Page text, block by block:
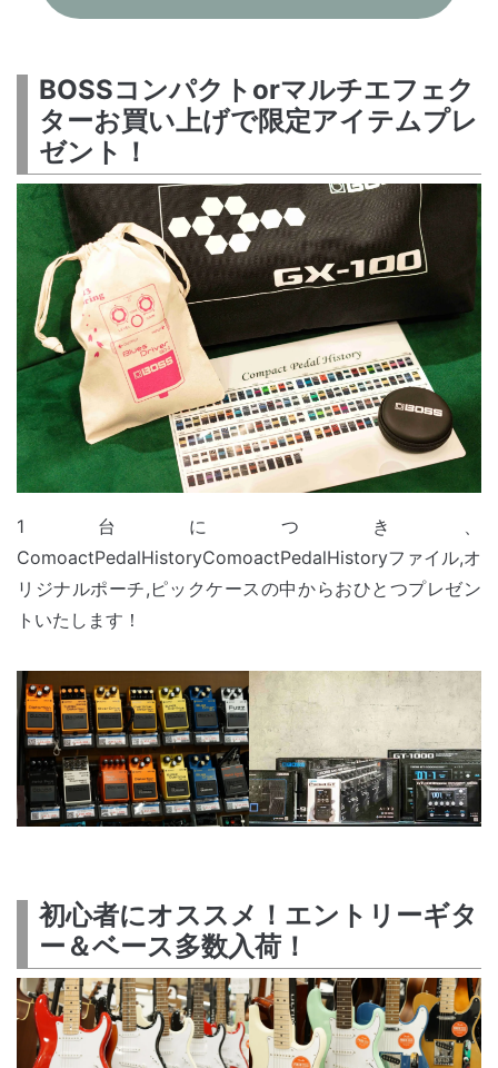
BOSSコンパクトorマルチエフェク
ターお買い上げで限定アイテムプレ
ゼント！
1台につき、
ComoactPedalHistoryComoactPedalHistoryファイル,オ
リジナルポーチ,ピックケースの中からおひとつプレゼン
トいたします！
初心者にオススメ！エントリーギタ
ー＆ベース多数入荷！